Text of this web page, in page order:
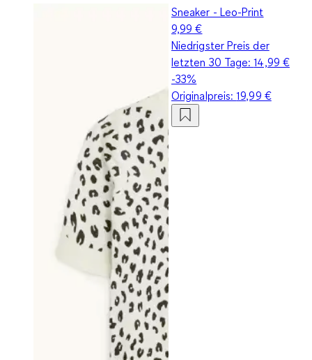
Sneaker - Leo-Print
9,99 €
Niedrigster Preis der
letzten 30 Tage:14,99 €
-33%
Originalpreis:19,99 €